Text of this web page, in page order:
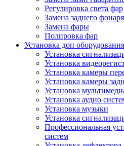
Регулировка света фар
Замена заднего фонаря
Замена фары
Полировка фар
Установка доп оборудования
Установка
Установка
Установка камеры
Установка камеры
Установка
Установка аудио
Установка музыки
Установка
Профессиональная
систем